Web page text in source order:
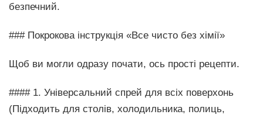
безпечний.
### Покрокова інструкція «Все чисто без хімії»
Щоб ви могли одразу почати, ось прості рецепти.
#### 1. Універсальний спрей для всіх поверхонь
(Підходить для столів, холодильника, полиць,